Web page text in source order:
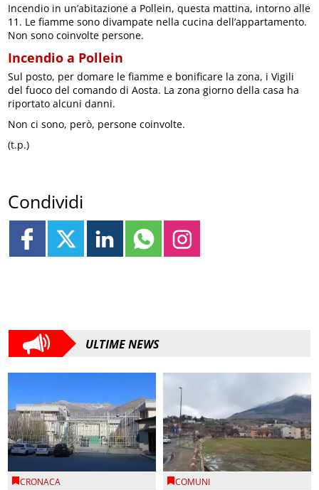
Incendio in un’abitazione a Pollein, questa mattina, intorno alle
11. Le fiamme sono divampate nella cucina dell’appartamento.
Non sono coinvolte persone.
Incendio a Pollein
Sul posto, per domare le fiamme e bonificare la zona, i Vigili
del fuoco del comando di Aosta. La zona giorno della casa ha
riportato alcuni danni.
Non ci sono, però, persone coinvolte.
(t.p.)
Condividi
ULTIME NEWS
CRONACA COMUNI